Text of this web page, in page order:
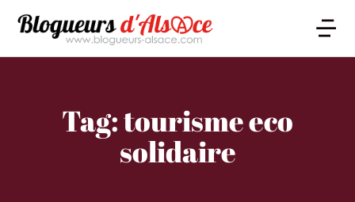
Tag: tourisme eco
solidaire